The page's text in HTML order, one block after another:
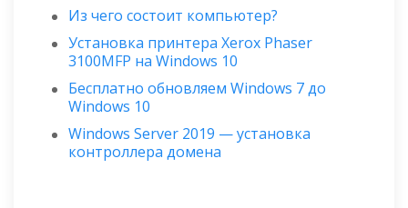
Из чего состоит компьютер?
Установка принтера Xerox Phaser
3100MFP на Windows 10
Бесплатно обновляем Windows 7 до
Windows 10
Windows Server 2019 — установка
контроллера домена